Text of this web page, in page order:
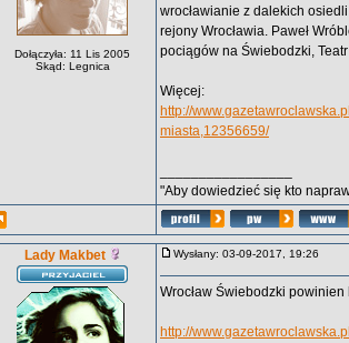
Dołączyła: 11 Lis 2005
Skąd: Legnica
wrocławianie z dalekich
rejony Wrocławia. Paweł
pociągów na Świebodzki,
Więcej:
http://
miasta,12356659/
"Aby dowiedzieć się kto
Lady Makbet Wysłany: 03-09-2017, 19:26
Wrocław Świebodzki
http://